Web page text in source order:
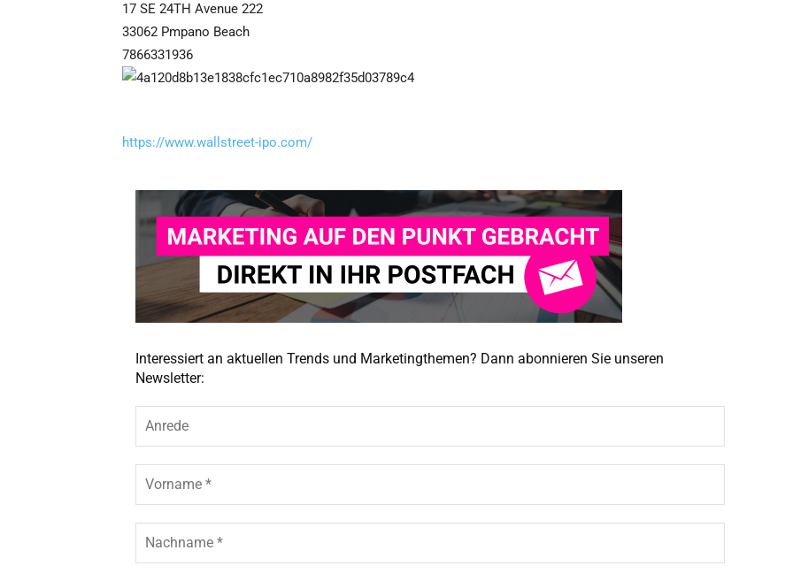
17 SE 24TH Avenue 222
33062 Pmpano Beach
7866331936
https://www.wallstreet-ipo.com/
Interessiert an aktuellen Trends und Marketingthemen? Dann abonnieren Sie unseren
Newsletter: